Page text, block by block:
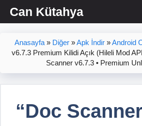
İçeriğe
atlaCan Kütahya
Anasayfa » Diğer »Apk İndir »Android
v6.7.3 Premium Kilidi Açık (Hileli Mod
Scanner v6.7.3 • Premium
“Doc